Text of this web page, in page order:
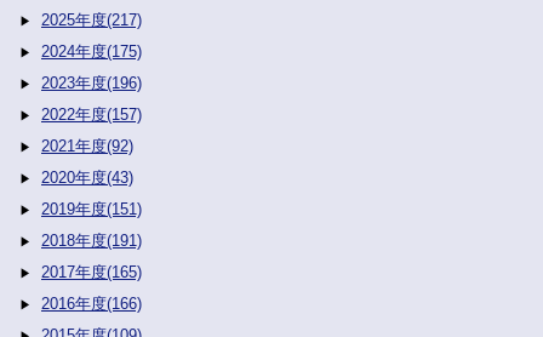
2025年度(217)
2024年度(175)
2023年度(196)
2022年度(157)
2021年度(92)
2020年度(43)
2019年度(151)
2018年度(191)
2017年度(165)
2016年度(166)